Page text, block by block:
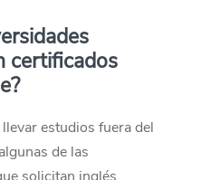
certificados
estudios fuera del
de las